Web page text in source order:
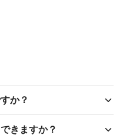
か？
きますか？